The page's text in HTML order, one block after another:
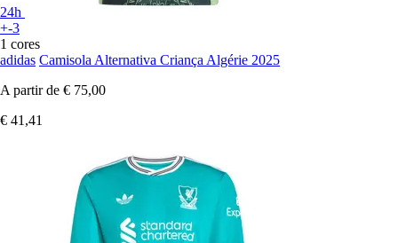
24h
+-3
1 cores
adidas Camisola Alternativa Criança Algérie 2025
A partir de € 75,00
€ 41,41